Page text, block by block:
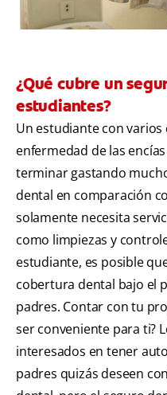
¿Qué cubre un
estudiantes?
Un estudiante con varios
enfermedad de las
terminar gastando
dental en comparación
solamente necesita
como limpiezas y
estudiante, es posible
cobertura dental bajo el
padres. Contar con tu
ser conveniente para ti?
interesados en tener
padres quizás deseen